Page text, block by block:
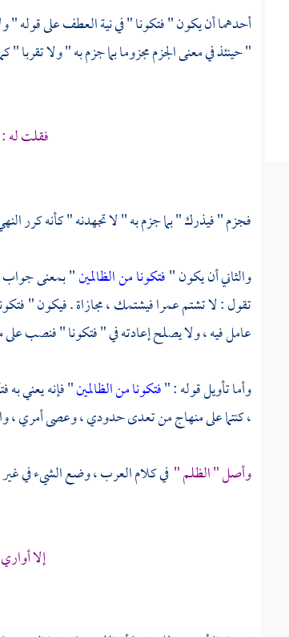
أحدهما أن يكون " فتكونا " في نية العطف على قوله "
" حينئذ في معنى الجزم مجزوما بما جزم به " ولا تقربا "
فقلت له
فجزم " فيذرك " بما جزم به " لا تجهدنه " كأنه كرر
والثاني أن يكون "فتكونا من الظالمين" بمعنى جواب
تقول : لا تشتم عمرا فيشتمك ، مجازاة . فيكون "
عامل فيه ، ولا يصلح إعادته في " فتكونا " فنصب على
وأما تأويل قوله : "فتكونا من الظالمين" فإنه يعني به
، كنتما على منهاج من تعدى حدودي ، وعصى أمري ،
وأصل " الظلم "في كلام العرب ، وضع الشيء في
إلا